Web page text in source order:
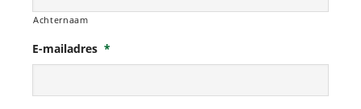
Achternaam
E-mailadres *